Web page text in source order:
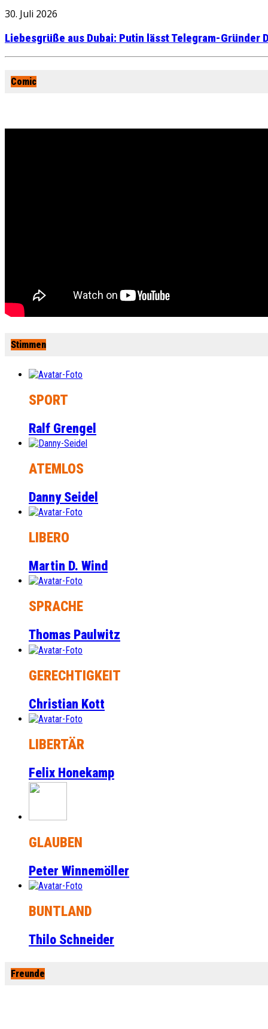
30. Juli 2026
Liebesgrüße aus Dubai: Putin lässt Telegram-Gründer
Comic
Stimmen
SPORT
Ralf Grengel
ATEMLOS
Danny Seidel
LIBERO
Martin D. Wind
SPRACHE
Thomas Paulwitz
GERECHTIGKEIT
Christian Kott
LIBERTÄR
Felix Honekamp
GLAUBEN
Peter Winnemöller
BUNTLAND
Thilo Schneider
Freunde